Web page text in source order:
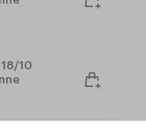
10